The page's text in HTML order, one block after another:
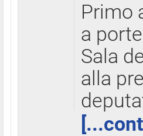
Primo
a
Sala
alla